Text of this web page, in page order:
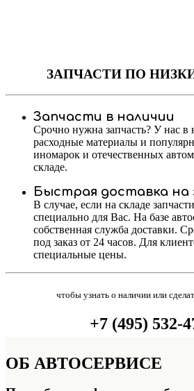
ЗАПЧАСТИПО
Запчасти в наличии
Срочно нужна запчасть? У нас
расходные материалы и
иномарок и отечественных
складе.
Быстрая доставка на
В случае, если на складе
специально для Вас. На базе
собственная служба доставки.
под заказ от 24 часов. Для
специальные цены.
чтобы узнать о наличии или
+7 (495) 532-
ОБ АВТОСЕРВИСЕ